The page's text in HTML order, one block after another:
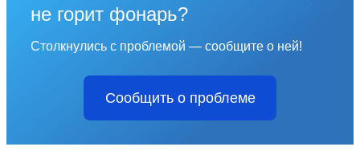
не горит фонарь?
Столкнулись с проблемой — сообщите о ней!
Сообщить о проблеме